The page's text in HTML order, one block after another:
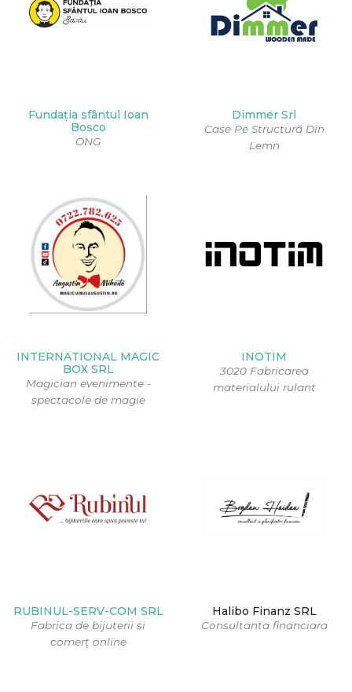
Fundația sfântul Ioan
Bosco
ONG
Dimmer Srl
Case Pe Structură Din
Lemn
INTERNATIONAL MAGIC
BOX SRL
Magician evenimente -
spectacole de magie
INOTIM
3020 Fabricarea
materialului rulant
RUBINUL-SERV-COM SRL
Fabrica de bijuterii si
comerț online
Halibo Finanz SRL
Consultanta financiara